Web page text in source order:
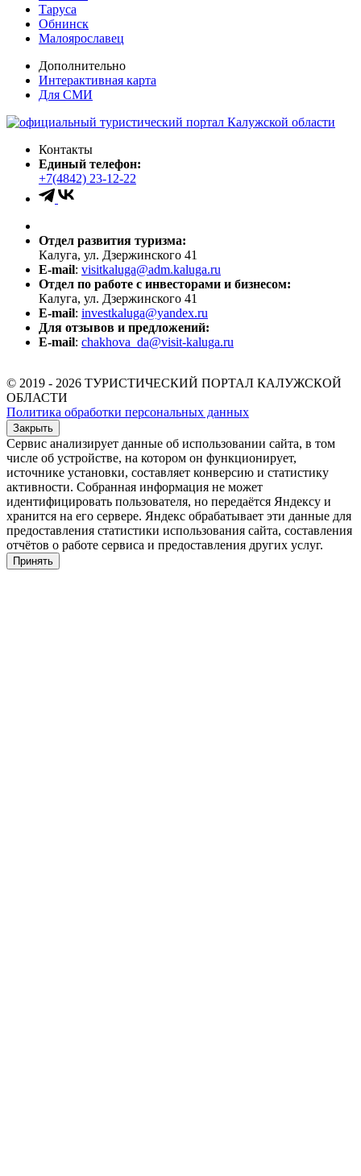
Таруса
Обнинск
Малоярославец
Дополнительно
Интерактивная карта
Для СМИ
Контакты
Единый телефон:
+7(4842) 23-12-22
Отдел развития туризма:
Калуга, ул. Дзержинского 41
E-mail: visitkaluga@adm.kaluga.ru
Отдел по работе с инвесторами и бизнесом:
Калуга, ул. Дзержинского 41
E-mail: investkaluga@yandex.ru
Для отзывов и предложений:
E-mail: chakhova_da@visit-kaluga.ru
© 2019 - 2026 ТУРИСТИЧЕСКИЙ ПОРТАЛ КАЛУЖСКОЙ
ОБЛАСТИ
Политика обработки персональных данных
Закрыть
Сервис анализирует данные об использовании сайта, в том
числе об устройстве, на котором он функционирует,
источнике установки, составляет конверсию и статистику
активности. Собранная информация не может
идентифицировать пользователя, но передаётся Яндексу и
хранится на его сервере. Яндекс обрабатывает эти данные для
предоставления статистики использования сайта, составления
отчётов о работе сервиса и предоставления других услуг.
Принять